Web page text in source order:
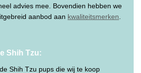
advies mee. Bovendien hebben we
aanbod aan kwaliteitsmerken.
Shih Tzu:
Shih Tzu pups die wij te koop